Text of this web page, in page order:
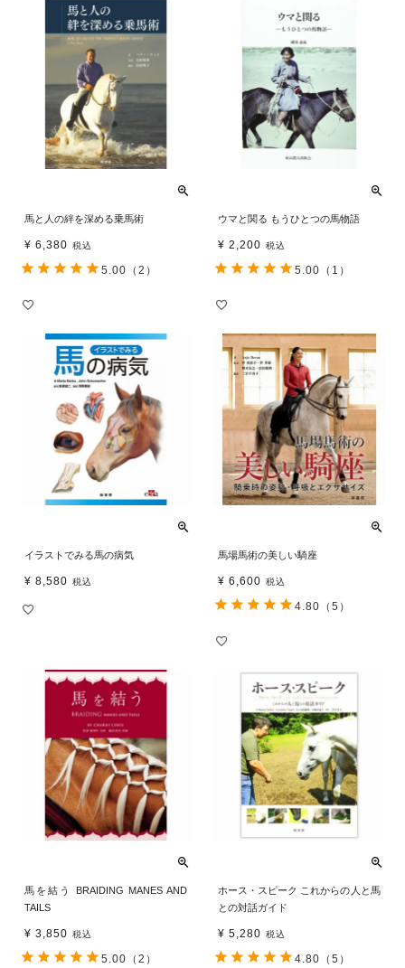
馬と人の絆を深める乗馬術
¥ 6,380 税込
5.00 （2）
ウマと関る もうひとつの馬物語
¥ 2,200 税込
5.00 （1）
イラストでみる馬の病気
¥ 8,580 税込
馬場馬術の美しい騎座
¥ 6,600 税込
4.80 （5）
馬を結う BRAIDING MANES AND
TAILS
¥ 3,850 税込
5.00 （2）
ホース・スピーク これからの人と馬
との対話ガイド
¥ 5,280 税込
4.80 （5）